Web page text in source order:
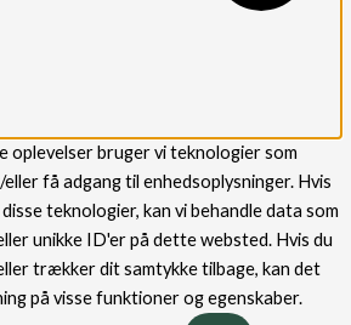
oplevelser bruger vi teknologier som
få adgang til enhedsoplysninger. Hvis
teknologier, kan vi behandle data som
unikke ID'er på dette websted. Hvis du
trækker dit samtykke tilbage, kan det
på visse funktioner og egenskaber.